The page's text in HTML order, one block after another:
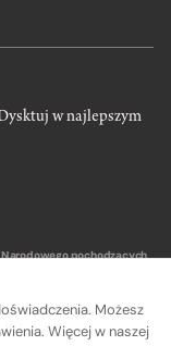
w najlepszym
pochodzących
Możesz
Więcej w naszej